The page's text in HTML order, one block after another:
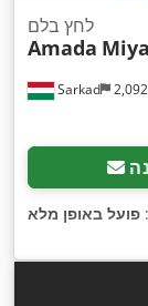
Sarkad
לחץ בלם
Amada
פועל באופן מלא